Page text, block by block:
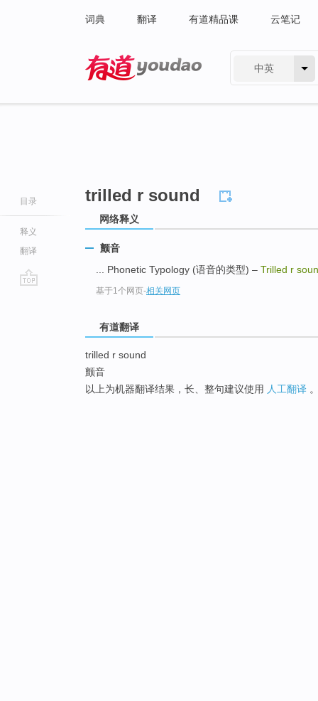
词典 翻译 有道精品课 云笔记
中英
目录
释义
翻译
trilled r sound
网络释义
颤音
... Phonetic Typology (语音的类型) – Trilled r
基于1个网页-相关网页
有道翻译
trilled r sound
颤音
以上为机器翻译结果，长、整句建议使用 人工翻译